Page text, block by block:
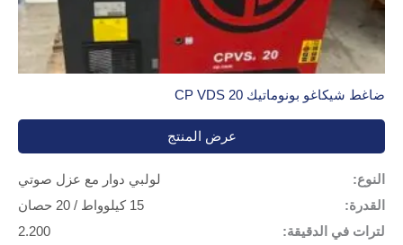
ضاغط شيكاغو بونوماتيك CP VDS 20
عرض المنتج
النوع:
لولبي دوار مع عزل صوتي
القدرة:
15 كيلوواط / 20 حصان
لترات في الدقيقة:
2.200